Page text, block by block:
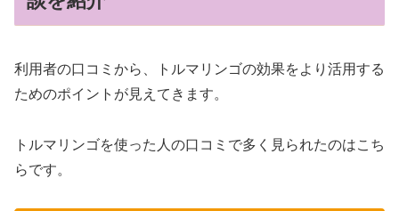
利用者の口コミから、トルマリンゴの効果をより活用する
ためのポイントが見えてきます。
トルマリンゴを使った人の口コミで多く見られたのはこち
らです。